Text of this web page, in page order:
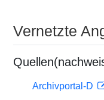
Vernetzte
Archivportal-D